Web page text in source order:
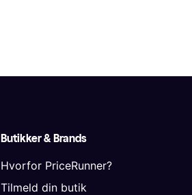
Butikker & Brands
Hvorfor PriceRunner?
Tilmeld din butik